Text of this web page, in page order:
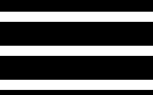
KategorienFrank Paul Kistner (Foto),
SchlagwortMeereshorizonte